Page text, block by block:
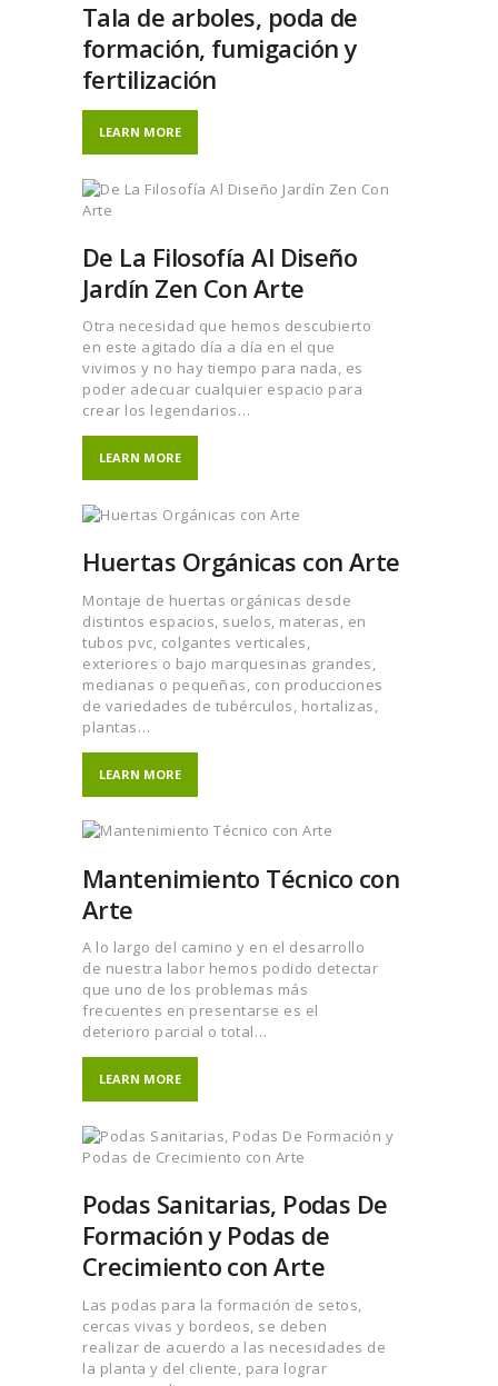
Tala de arboles, poda de
formación, fumigación y
fertilización
LEARN MORE
De La Filosofía Al Diseño
Jardín Zen Con Arte
Otra necesidad que hemos descubierto
en este agitado día a día en el que
vivimos y no hay tiempo para nada, es
poder adecuar cualquier espacio para
crear los legendarios…
LEARN MORE
Huertas Orgánicas con Arte
Montaje de huertas orgánicas desde
distintos espacios, suelos, materas, en
tubos pvc, colgantes verticales,
exteriores o bajo marquesinas grandes,
medianas o pequeñas, con producciones
de variedades de tubérculos, hortalizas,
plantas…
LEARN MORE
Mantenimiento Técnico con
Arte
A lo largo del camino y en el desarrollo
de nuestra labor hemos podido detectar
que uno de los problemas más
frecuentes en presentarse es el
deterioro parcial o total…
LEARN MORE
Podas Sanitarias, Podas De
Formación y Podas de
Crecimiento con Arte
Las podas para la formación de setos,
cercas vivas y bordeos, se deben
realizar de acuerdo a las necesidades de
la planta y del cliente, para lograr